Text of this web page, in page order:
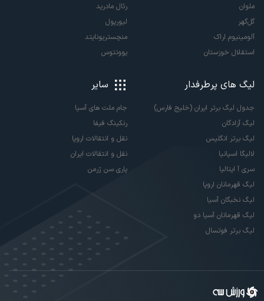
ملوان
گل‌گهر
آلومینیوم اراک
استقلال خوزستان
رئال مادرید
لیورپول
منچستریونایتد
یوونتوس
لیگ های پرطرفدار
جدول لیگ برتر ایران (خلیج فارس)
لیگ آزادگان
لیگ برتر انگلیس
لالیگا اسپانیا
سری آ ایتالیا
لیگ قهرمانان اروپا
لیگ نخبگان آسیا
لیگ قهرمانان آسیا دو
لیگ برتر فوتسال
سایر
جام ملت های آسیا
رنکینگ فیفا
نقل و انتقالات اروپا
نقل و انتقالات ایران
پاری سن ژرمن